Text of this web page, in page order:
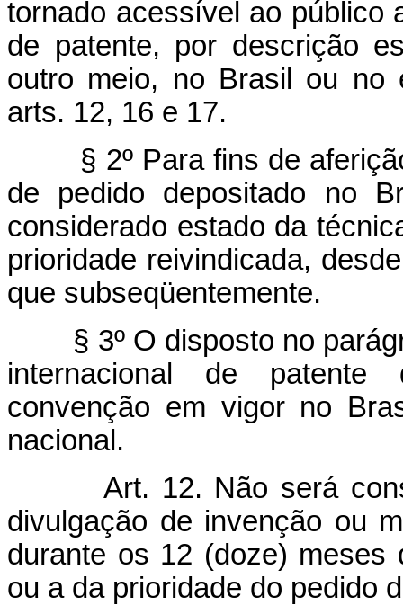
tornado acessível ao público
de patente, por descrição
outro meio, no Brasil ou no
arts. 12, 16 e 17.
§ 2º Para fins de
de pedido depositado no
considerado estado da
prioridade reivindicada,
que subseqüentemente.
§ 3º O disposto no
internacional de patente
convenção em vigor no
nacional.
Art. 12. Não será
divulgação de invenção ou
durante os 12 (doze) meses
ou a da prioridade do pedido